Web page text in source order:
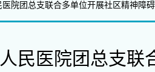
院团总支联合多单位开展社区精神障
医院团总支联